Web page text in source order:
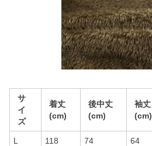
サ
イ
ズ
着丈
(cm)
後中丈
(cm)
袖丈
(cm)
L 118 74 64